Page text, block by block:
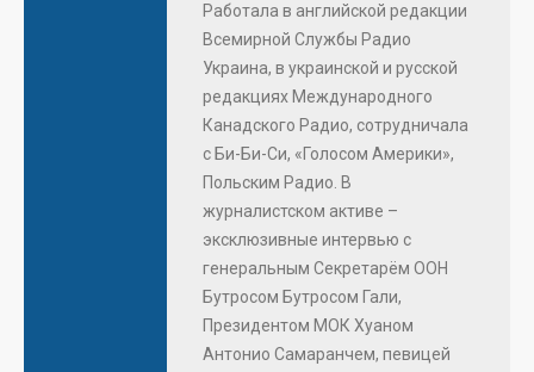
Работала в английской редакции
Всемирной Службы Радио
Украина, в украинской и русской
редакциях Международного
Канадского Радио, сотрудничала
с Би-Би-Си, «Голосом Америки»,
Польским Радио. В
журналистском активе –
эксклюзивные интервью с
генеральным Секретарём ООН
Бутросом Бутросом Гали,
Президентом МОК Хуаном
Антонио Самаранчем, певицей